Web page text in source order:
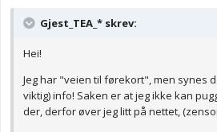
Gjest_TEA_* skrev:
Hei!
Jeg har "veien til førekort", men synes
viktig) info! Saken er at jeg ikke kan
der, derfor øver jeg litt på nettet,